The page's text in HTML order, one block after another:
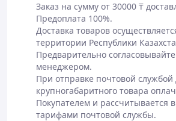
Заказ на сумму от 30000 ₸
Предоплата 100%.
Доставка товаров
территории Республики
Предварительно
менеджером.
При отправке почтовой службой
крупногабаритного товара
Покупателем и рассчитывается
тарифами почтовой службы.